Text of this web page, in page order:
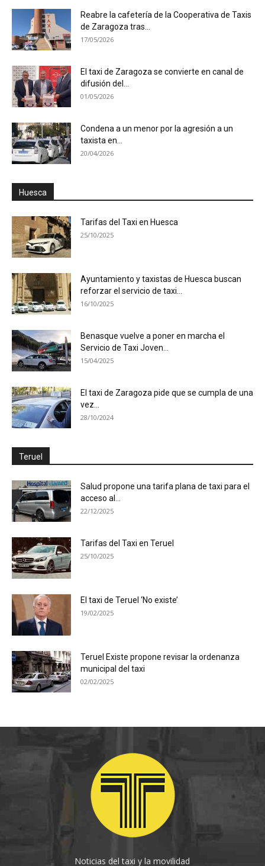
Reabre la cafetería de la Cooperativa de Taxis
de Zaragoza tras...
17/05/2026
El taxi de Zaragoza se convierte en canal de
difusión del...
01/05/2026
Condena a un menor por la agresión a un
taxista en...
20/04/2026
Huesca
Tarifas del Taxi en Huesca
25/10/2025
Ayuntamiento y taxistas de Huesca buscan
reforzar el servicio de taxi...
16/10/2025
Benasque vuelve a poner en marcha el
Servicio de Taxi Joven...
15/04/2025
El taxi de Zaragoza pide que se cumpla de una
vez...
28/10/2024
Teruel
Salud propone una tarifa plana de taxi para el
acceso al...
22/12/2025
Tarifas del Taxi en Teruel
25/10/2025
El taxi de Teruel ‘No existe’
19/02/2025
Teruel Existe propone revisar la ordenanza
municipal del taxi
02/02/2025
Noticias del taxi y la movilidad